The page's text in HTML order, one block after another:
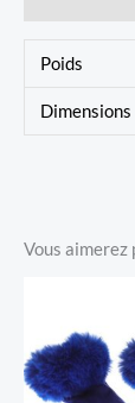
Poids
Dimensions
Vous